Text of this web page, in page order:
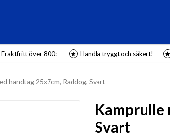
Fraktfritt över 800:- Handla tryggt och säkert!
handtag 25x7cm, Raddog, Svart
Kamprulle
Svart